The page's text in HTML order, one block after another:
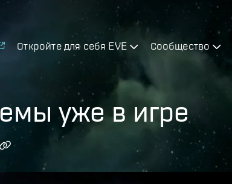
Откройте для себя EVE Сообщество
уже в игре